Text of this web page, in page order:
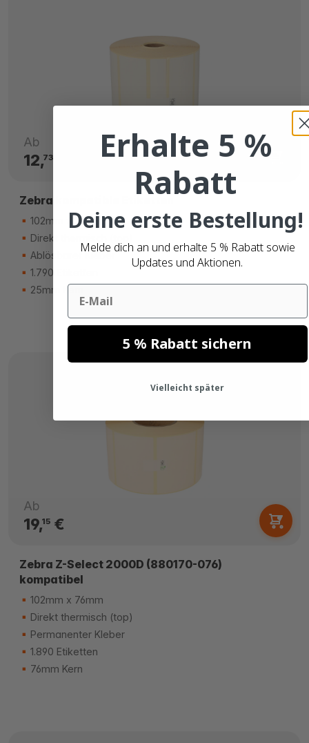
Ab
12,73€
Zebra kompatible Etiketten
102mm x 38mm
Direkt thermisch (top)
Ablösbarer Kleber
1.790 Etiketten
25mm Kern
Ab
19,15€
Zebra Z-Select 2000D (880170-076)
kompatibel
102mm x 76mm
Direkt thermisch (top)
Permanenter Kleber
1.890 Etiketten
76mm Kern
Erhalte 5 %
Rabatt
Deine erste Bestellung!
Melde dich an und erhalte 5 % Rabatt sowie
Updates und Aktionen.
Email
5 % Rabatt sichern
Vielleicht später